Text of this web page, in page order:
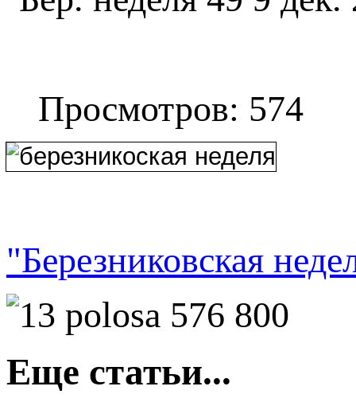
Просмотров: 574
"Березниковская
Еще статьи...